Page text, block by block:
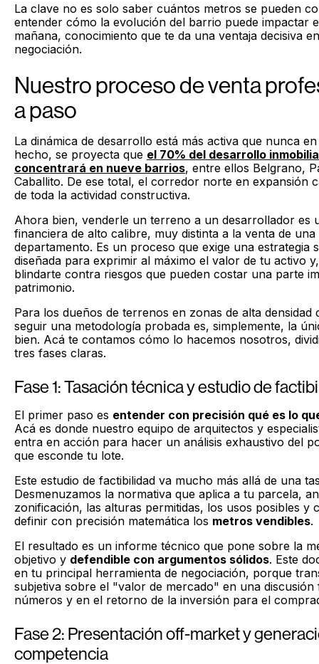
La clave no es solo saber cuántos metros se pueden
entender cómo la evolución del barrio puede impactar
mañana, conocimiento que te da una ventaja decisiva
negociación.
Nuestro proceso de venta
a paso
La dinámica de desarrollo está más activa que nunca
hecho, se proyecta que el 70% del desarrollo
concentrará en nueve barrios, entre ellos Belgrano,
Caballito. De ese total, el corredor norte en expansión
de toda la actividad constructiva.
Ahora bien, venderle un terreno a un desarrollador es
financiera de alto calibre, muy distinta a la venta de
departamento. Es un proceso que exige una estrategia
diseñada para exprimir al máximo el valor de tu activo
blindarte contra riesgos que pueden costar una parte
patrimonio.
Para los dueños de terrenos en zonas de alta densidad
seguir una metodología probada es, simplemente, la
bien. Acá te contamos cómo lo hacemos nosotros,
tres fases claras.
Fase 1: Tasación técnica y estudio de
El primer paso es entender con precisión qué es lo
Acá es donde nuestro equipo de arquitectos y
entra en acción para hacer un análisis exhaustivo del
que esconde tu lote.
Este estudio de factibilidad va mucho más allá de una
Desmenuzamos la normativa que aplica a tu parcela,
zonificación, las alturas permitidas, los usos posibles y
definir con precisión matemática los metros vendibles.
El resultado es un informe técnico que pone sobre la
objetivo y defendible con argumentos sólidos. Este
en tu principal herramienta de negociación, porque
subjetiva sobre el "valor de mercado" en una discusión
números y en el retorno de la inversión para el
Fase 2: Presentación off-market y
competencia